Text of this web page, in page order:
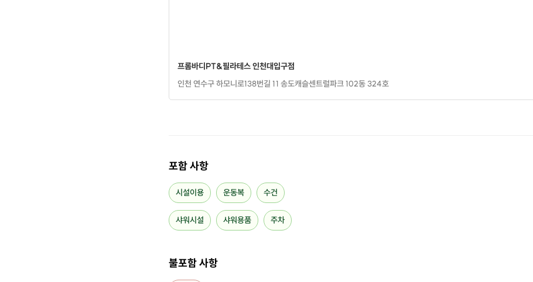
프롬바디PT&필라테스 인천대입구점
인천 연수구 하모니로138번길 11 송도캐슬센트럴파크 102동 324호
포함 사항
시설이용 운동복 수건
샤워시설 샤워용품 주차
불포함 사항